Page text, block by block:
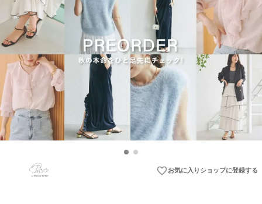
favorite_borderお気に入りショップに登録する